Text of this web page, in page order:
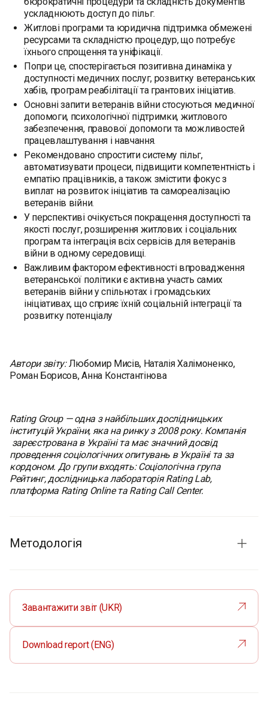
ускладнюють доступ до пільг.
Житлові програми та юридична підтримка обмежені
ресурсами та складністю процедур, що потребує
їхнього спрощення та уніфікації.
Попри це, спостерігається позитивна динаміка у
доступності медичних послуг, розвитку ветеранських
хабів, програм реабілітації та грантових ініціатив.
Основні запити ветеранів війни стосуються медичної
допомоги, психологічної підтримки, житлового
забезпечення, правової допомоги та можливостей
працевлаштування і навчання.
Рекомендовано спростити систему пільг,
автоматизувати процеси, підвищити компетентність і
емпатію працівників, а також змістити фокус з
виплат на розвиток ініціатив та самореалізацію
ветеранів війни.
У перспективі очікується покращення доступності та
якості послуг, розширення житлових і соціальних
програм та інтеграція всіх сервісів для ветеранів
війни в одному середовищі.
Важливим фактором ефективності впровадження
ветеранської політики є активна участь самих
ветеранів війни у спільнотах і громадських
ініціативах, що сприяє їхній соціальній інтеграції та
розвитку потенціалу
Автори звіту:Любомир Мисів, Наталія Халімоненко,
Роман Борисов, Анна Константінова
Rating Group — одна з найбільших дослідницьких
інституцій України, яка на ринку з 2008 року. Компанія
зареєстрована в Україні та має значний досвід
проведення соціологічних опитувань в Україні та за
кордоном. До групи входять: Соціологічна група
Рейтинг, дослідницька лабораторія Rating Lab,
платформа Rating Online та Rating Call Center.
Методологія
Терміни проведення:23 вересня - 7 жовтня 2025 р.
Метод опитування:CAPI (Computer-Assisted Personal
Interview ) – особисті інтерв'ю з використанням
планшета
Розмір вибірки:400
200 ветеранів
200 працівників ЦНАПів
Завантажити звіт (UKR)
Download report (ENG)